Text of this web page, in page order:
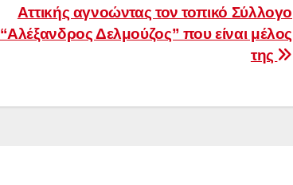
Αττικής αγνοώντας τον τοπικό Σύλλογο
“Αλέξανδρος Δελμούζος” που είναι μέλος
της